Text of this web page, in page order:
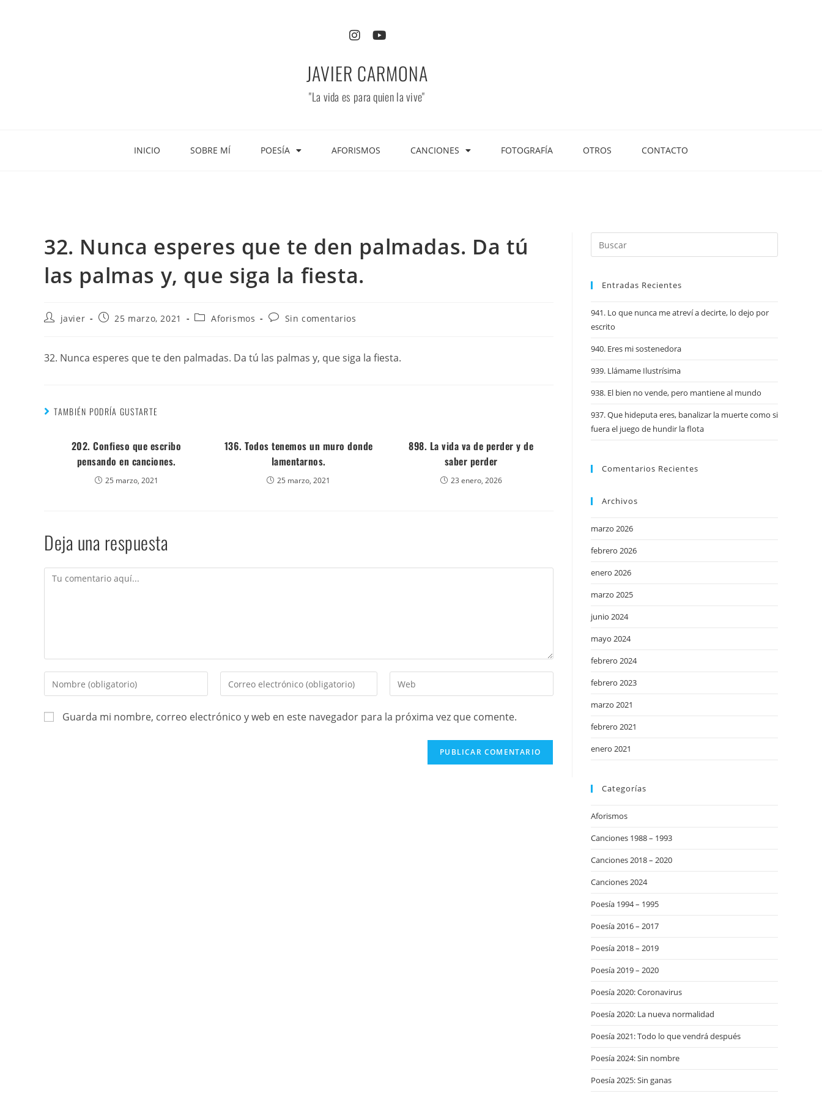
JAVIER CARMONA
"La vida es para quien la vive"
INICIO SOBRE MÍ POESÍA AFORISMOS CANCIONES FOTOGRAFÍA OTROS CONTACTO
32. Nunca esperes que te den palmadas. Da tú
las palmas y, que siga la fiesta.
javier 25 marzo, 2021 Aforismos Sin comentarios
32. Nunca esperes que te den palmadas. Da tú las palmas y, que siga la fiesta.
TAMBIÉN PODRÍA GUSTARTE
202. Confieso que escribo
pensando en canciones.
25 marzo, 2021
136. Todos tenemos un muro donde
lamentarnos.
25 marzo, 2021
898. La vida va de perder y de
saber perder
23 enero, 2026
Deja una respuesta
Guarda mi nombre, correo electrónico y web en este navegador para la próxima vez que comente.
Entradas Recientes
941. Lo que nunca me atreví a decirte, lo dejo por
escrito
940. Eres mi sostenedora
939. Llámame Ilustrísima
938. El bien no vende, pero mantiene al mundo
937. Que hideputa eres, banalizar la muerte como si
fuera el juego de hundir la flota
Comentarios Recientes
Archivos
marzo 2026
febrero 2026
enero 2026
marzo 2025
junio 2024
mayo 2024
febrero 2024
febrero 2023
marzo 2021
febrero 2021
enero 2021
Categorías
Aforismos
Canciones 1988 – 1993
Canciones 2018 – 2020
Canciones 2024
Poesía 1994 – 1995
Poesía 2016 – 2017
Poesía 2018 – 2019
Poesía 2019 – 2020
Poesía 2020: Coronavirus
Poesía 2020: La nueva normalidad
Poesía 2021: Todo lo que vendrá después
Poesía 2024: Sin nombre
Poesía 2025: Sin ganas